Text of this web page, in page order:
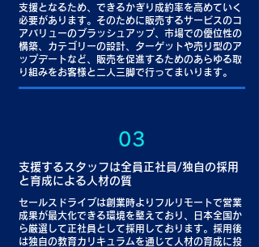
支援となるため、できるかぎり成約率を高めていく
必要があります。そのために販売するサービスのコ
アバリューのブラッシュアップ、市場での優位性の
構築、カテゴリーの設計、ターゲットや売り型のア
ップデートなど、販売を促進するためのあらゆる取
り組みをお客様と二人三脚で行ってまいります。
03
​支援するスタッフは全員正社員/独自の採用
と育成による人材の質
セールスドライブは創業時よりフルリモートで営業
成果が最大化できる環境を整えており、日本全国か
ら厳選して正社員として採用しております。採用後
は独自の教育カリキュラムを通じて人材の育成に投